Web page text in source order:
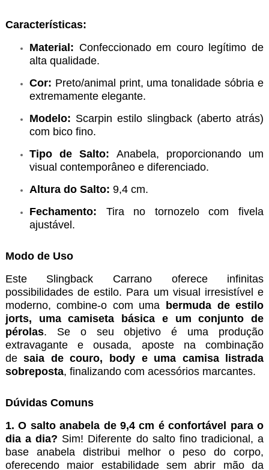
Características:
Material: Confeccionado em couro legítimo de
alta qualidade.
Cor: Preto/animal print, uma tonalidade sóbria e
extremamente elegante.
Modelo: Scarpin estilo slingback (aberto atrás)
com bico fino.
Tipo de Salto: Anabela, proporcionando um
visual contemporâneo e diferenciado.
Altura do Salto: 9,4 cm.
Fechamento: Tira no tornozelo com fivela
ajustável.
Modo de Uso
Este Slingback Carrano oferece infinitas
possibilidades de estilo. Para um visual irresistível e
moderno, combine-o com uma bermuda de estilo
jorts, uma camiseta básica e um conjunto de
pérolas. Se o seu objetivo é uma produção
extravagante e ousada, aposte na combinação
desaia de couro, body e uma camisa listrada
sobreposta, finalizando com acessórios marcantes.
Dúvidas Comuns
1. O salto anabela de 9,4 cm é confortável para o
dia a dia? Sim! Diferente do salto fino tradicional, a
base anabela distribui melhor o peso do corpo,
oferecendo maior estabilidade sem abrir mão da